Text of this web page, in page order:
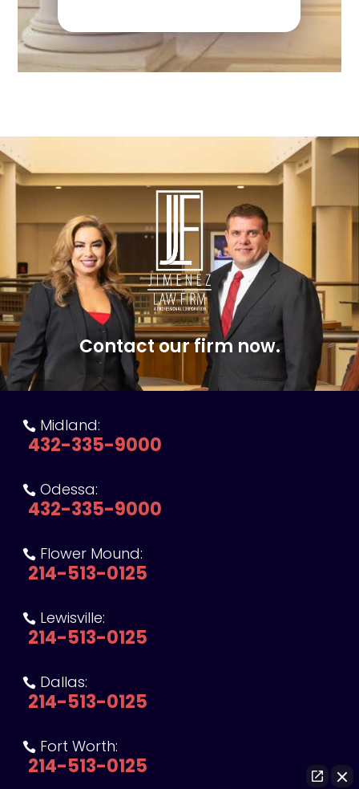
Contact our firm now.
 Midland:
432-335-9000
 Odessa:
432-335-9000
 Flower Mound:
214-513-0125
 Lewisville:
214-513-0125
 Dallas:
214-513-0125
 Fort Worth:
214-513-0125